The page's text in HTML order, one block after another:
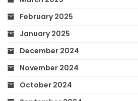
February 2025
January 2025
December 2024
November 2024
October 2024